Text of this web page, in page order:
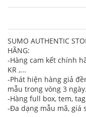
SUMO AUTHENTIC
HÃNG:
-Hàng cam kết chính
KR ,...
-Phát hiện hàng giả
mẫu trong vòng 3 ngày.
-Hàng full box, tem,
-Đa dạng mẫu mã, giá